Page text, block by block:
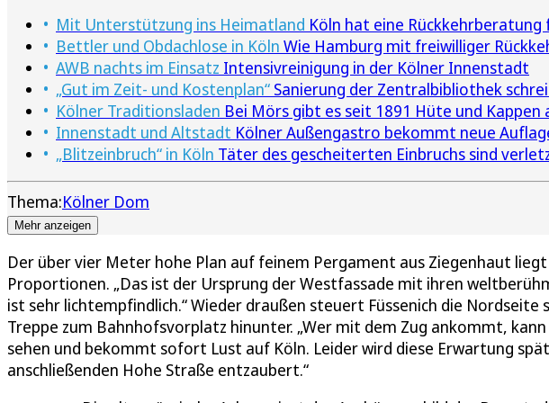
Mit Unterstützung ins Heimatland Köln hat eine
Bettler und Obdachlose in Köln Wie Hamburg mit freiwilliger
AWB nachts im Einsatz Intensivreinigung in der Kölner Innenstadt
„Gut im Zeit- und Kostenplan“ Sanierung der Zentralbibliothek
Kölner Traditionsladen Bei Mörs gibt es seit 1891 Hüte und Kappen
Innenstadt und Altstadt Kölner Außengastro bekommt neue
„Blitzeinbruch“ in Köln Täter des gescheiterten Einbruchs sind
Thema:Kölner Dom
Mehr anzeigen
Der über vier Meter hohe Plan auf feinem Pergament aus Ziegenhaut
Proportionen. „Das ist der Ursprung der Westfassade mit ihren
ist sehr lichtempfindlich.“ Wieder draußen steuert Füssenich die Nordseite
Treppe zum Bahnhofsvorplatz hinunter. „Wer mit dem Zug ankommt,
sehen und bekommt sofort Lust auf Köln. Leider wird diese Erwartung
anschließenden Hohe Straße entzaubert.“